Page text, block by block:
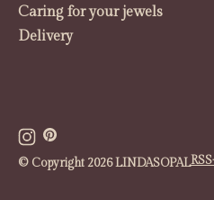
Caring for your jewels
Delivery
© Copyright 2026 LINDASOPAL